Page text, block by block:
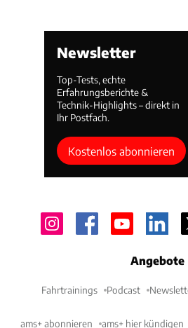
Newsletter
Top-Tests, echte
Erfahrungsberichte &
Technik-Highlights – direkt in
Ihr Postfach.
Kostenlos abonnieren
Angebote
Fahrtrainings Podcast
ams+ abonnieren ams+ hier kündigen